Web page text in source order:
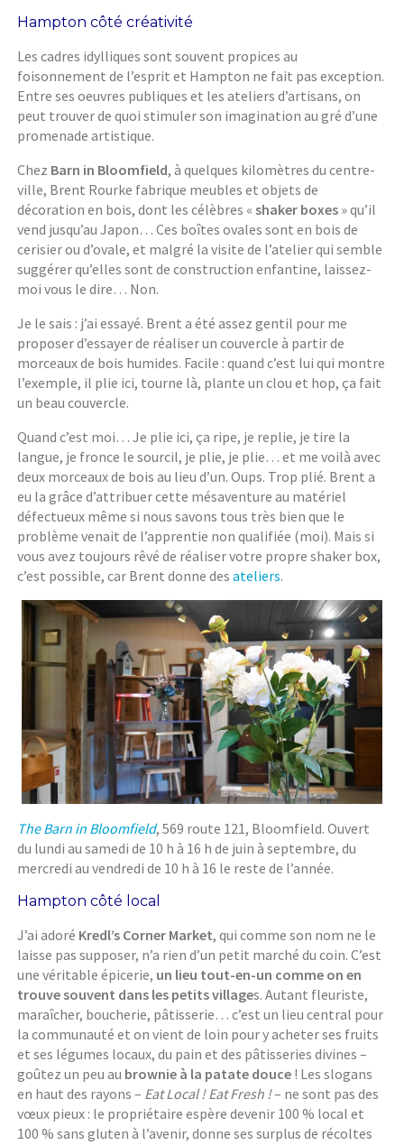
Hampton côté créativité
Les cadres idylliques sont souvent propices au
foisonnement de l’esprit et Hampton ne fait pas exception.
Entre ses oeuvres publiques et les ateliers d’artisans, on
peut trouver de quoi stimuler son imagination au gré d’une
promenade artistique.
Chez Barn in Bloomfield, à quelques kilomètres du centre-
ville, Brent Rourke fabrique meubles et objets de
décoration en bois, dont les célèbres «shaker boxes » qu’il
vend jusqu’au Japon… Ces boîtes ovales sont en bois de
cerisier ou d’ovale, et malgré la visite de l’atelier qui semble
suggérer qu’elles sont de construction enfantine, laissez-
moi vous le dire… Non.
Je le sais : j’ai essayé. Brent a été assez gentil pour me
proposer d’essayer de réaliser un couvercle à partir de
morceaux de bois humides. Facile : quand c’est lui qui montre
l’exemple, il plie ici, tourne là, plante un clou et hop, ça fait
un beau couvercle.
Quand c’est moi… Je plie ici, ça ripe, je replie, je tire la
langue, je fronce le sourcil, je plie, je plie… et me voilà avec
deux morceaux de bois au lieu d’un. Oups. Trop plié. Brent a
eu la grâce d’attribuer cette mésaventure au matériel
défectueux même si nous savons tous très bien que le
problème venait de l’apprentie non qualifiée (moi). Mais si
vous avez toujours rêvé de réaliser votre propre shaker box,
c’est possible, car Brent donne desateliers.
The Barn in Bloomfield, 569 route 121, Bloomfield. Ouvert
du lundi au samedi de 10 h à 16 h de juin à septembre, du
mercredi au vendredi de 10 h à 16 le reste de l’année.
Hampton côté local
J’ai adoré Kredl’s Corner Market, qui comme son nom ne le
laisse pas supposer, n’a rien d’un petit marché du coin. C’est
une véritable épicerie, un lieu tout-en-un comme on en
trouve souvent dans les petits villages. Autant fleuriste,
maraîcher, boucherie, pâtisserie… c’est un lieu central pour
la communauté et on vient de loin pour y acheter ses fruits
et ses légumes locaux, du pain et des pâtisseries divines –
goûtez un peu au brownie à la patate douce ! Les slogans
en haut des rayons – Eat Local ! Eat Fresh !– ne sont pas des
vœux pieux : le propriétaire espère devenir 100 % local et
100 % sans gluten à l’avenir, donne ses surplus de récoltes